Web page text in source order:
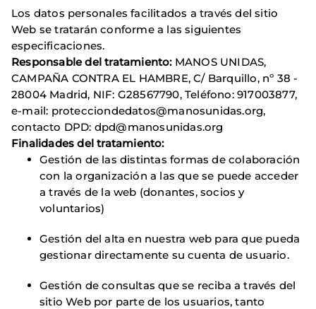
Los datos personales facilitados a través del sitio
Web se tratarán conforme a las siguientes
especificaciones.
Responsable del tratamiento:MANOS UNIDAS,
CAMPAÑA CONTRA EL HAMBRE, C/ Barquillo, nº 38 -
28004 Madrid, NIF: G28567790, Teléfono: 917003877,
e-mail: protecciondedatos@manosunidas.org,
contacto DPD: dpd@manosunidas.org
Finalidades del tratamiento:
Gestión de las distintas formas de colaboración
con la organización a las que se puede acceder
a través de la web (donantes, socios y
voluntarios)
Gestión del alta en nuestra web para que pueda
gestionar directamente su cuenta de usuario.
Gestión de consultas que se reciba a través del
sitio Web por parte de los usuarios, tanto